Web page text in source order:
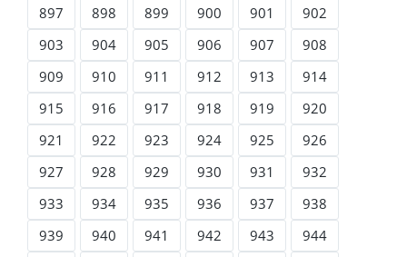
897
898 899 900 901
902
903
904 905 906 907
908
909
910 911 912 913
914
915
916 917 918 919
920
921
922 923 924 925
926
927
928 929 930 931
932
933
934 935 936 937
938
939
940 941 942 943
944